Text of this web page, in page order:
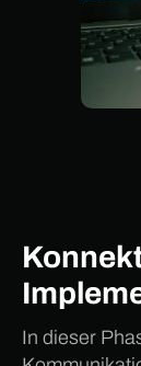
In dieser